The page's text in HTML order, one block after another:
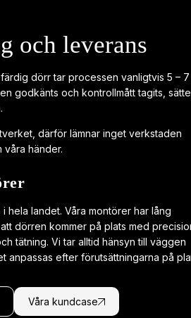
och leverans
dörr tar processen vanligtvis 5 – 7
godkänts och kontrollmått tagits,
därför lämnar inget verkstaden
våra händer.
hela landet. Våra montörer har lång
dörren kommer på plats med
tätning. Vi tar alltid hänsyn till väggen
anpassas efter förutsättningarna på
Våra kundcase